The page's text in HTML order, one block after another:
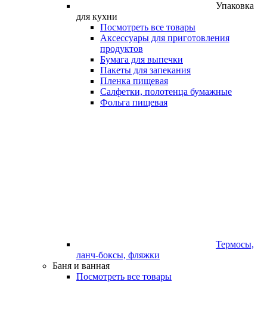
Упаковка
для кухни
Посмотреть все товары
Аксессуары для приготовления
продуктов
Бумага для выпечки
Пакеты для запекания
Пленка пищевая
Салфетки, полотенца бумажные
Фольга пищевая
Термосы,
ланч-боксы, фляжки
Баня и ванная
Посмотреть все товары